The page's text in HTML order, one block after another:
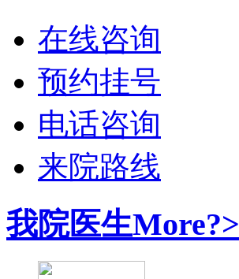
在线咨询
预约挂号
电话咨询
来院路线
我院医生More?>